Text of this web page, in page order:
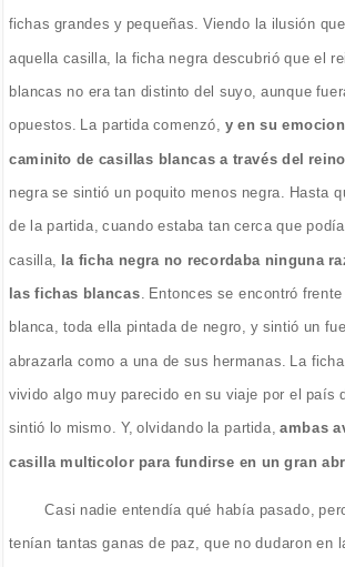
fichas grandes y pequeñas. Viendo la ilusión
aquella casilla, la ficha negra descubrió que el
blancas no era tan distinto del suyo, aunque
opuestos. La partida comenzó, y en su
caminito de casillas blancas a través del
negra se sintió un poquito menos negra. Hasta
de la partida, cuando estaba tan cerca que
casilla, la ficha negra no recordaba ninguna
las fichas blancas . Entonces se encontró
blanca, toda ella pintada de negro, y sintió un
abrazarla como a una de sus hermanas. La
vivido algo muy parecido en su viaje por el país
sintió lo mismo. Y, olvidando la partida, ambas
casilla multicolor para fundirse en un gran
Casi nadie entendía qué había pasado,
tenían tantas ganas de paz, que no dudaron en